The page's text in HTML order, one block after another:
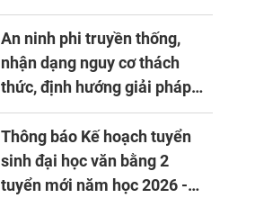
An ninh phi truyền thống,
nhận dạng nguy cơ thách
thức, định hướng giải pháp
đảm bảo an ninh quốc gia
trong tình hình hiện nay
Thông báo Kế hoạch tuyển
sinh đại học văn bằng 2
tuyển mới năm học 2026 -